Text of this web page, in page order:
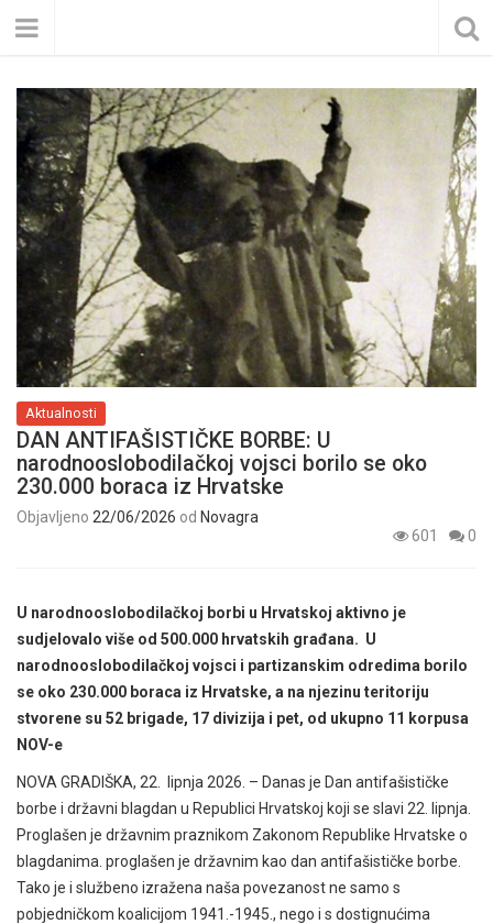
Aktualnosti
DAN ANTIFAŠISTIČKE BORBE: U
narodnooslobodilačkoj vojsci borilo se oko
230.000 boraca iz Hrvatske
Objavljeno 22/06/2026 od Novagra
601
0
U narodnooslobodilačkoj borbi u Hrvatskoj aktivno je
sudjelovalo više od 500.000 hrvatskih građana. U
narodnooslobodilačkoj vojsci i partizanskim odredima borilo
se oko 230.000 boraca iz Hrvatske, a na njezinu teritoriju
stvorene su 52 brigade, 17 divizija i pet, od ukupno 11 korpusa
NOV-e
NOVA GRADIŠKA, 22. lipnja 2026. – Danas je Dan antifašističke
borbe i državni blagdan u Republici Hrvatskoj koji se slavi 22. lipnja.
Proglašen je državnim praznikom Zakonom Republike Hrvatske o
blagdanima. proglašen je državnim kao dan antifašističke borbe.
Tako je i službeno izražena naša povezanost ne samo s
pobjedničkom koalicijom 1941.-1945., nego i s dostignućima